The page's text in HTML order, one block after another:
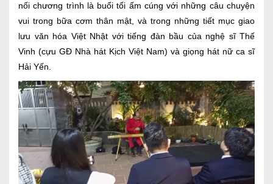
nối chương trình là buổi tối ấm cúng với những câu chuyện
vui trong bữa cơm thân mật, và trong những tiết mục giao
lưu văn hóa Việt Nhật với tiếng đàn bầu của nghệ sĩ Thế
Vinh (cựu GĐ Nhà hát Kịch Việt Nam) và giọng hát nữ ca sĩ
Hải Yến.